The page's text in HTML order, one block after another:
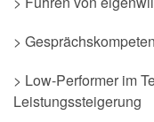
>
> Low-Performer im
Leistungssteigerung